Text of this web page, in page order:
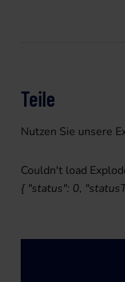
Teile
Nutzen Sie unsere
Couldn't load
{ "status": 0,